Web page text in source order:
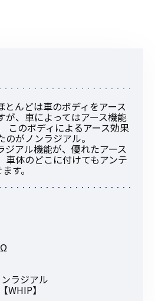
とんどは車のボディをアース
が、車によってはアース機能
このボディによるアース効果
がノンラジアル。
ジアル機能が、優れたアース
車体のどこに付けてもアンテ
す。
ラジアル
】